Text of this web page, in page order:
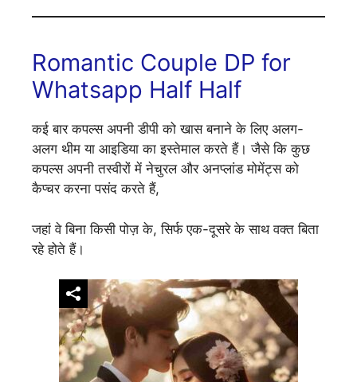
Romantic Couple DP for
Whatsapp Half Half
कई बार कपल्स अपनी डीपी को खास बनाने के लिए अलग-
अलग थीम या आइडिया का इस्तेमाल करते हैं। जैसे कि कुछ
कपल्स अपनी तस्वीरों में नेचुरल और अनप्लांड मोमेंट्स को
कैप्चर करना पसंद करते हैं,
जहां वे बिना किसी पोज़ के, सिर्फ एक-दूसरे के साथ वक्त बिता
रहे होते हैं।